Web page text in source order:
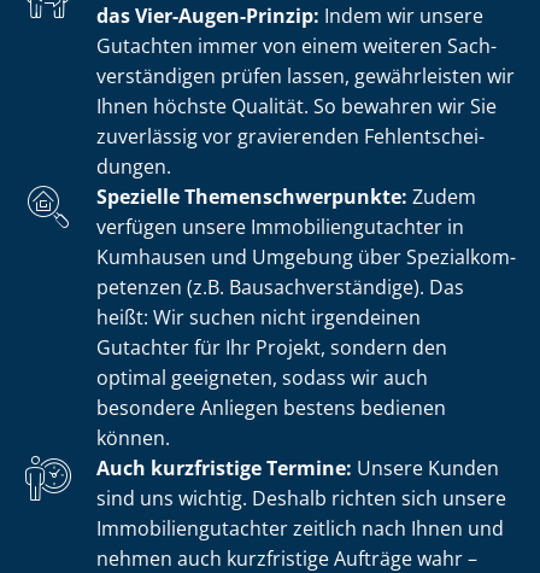
das Vier-Augen-Prinzip: Indem wir unsere
Gutachten immer von einem weiteren Sach­
ver­stän­di­gen prüfen lassen, gewährleisten wir
Ihnen höchste Qualität. So bewahren wir Sie
zuverlässig vor gravierenden Fehl­ent­schei­
dun­gen.
Spezielle The­men­schwer­punk­te: Zudem
verfügen unsere Im­mo­bi­li­en­gut­ach­ter in
Kumhausen und Umgebung über Spe­zi­al­kom­
pe­ten­zen (z.B. Bau­sach­ver­stän­di­ge). Das
heißt: Wir suchen nicht irgendeinen
Gutachter für Ihr Projekt, sondern den
optimal geeigneten, sodass wir auch
besondere Anliegen bestens bedienen
können.
Auch kurzfristige Termine: Unsere Kunden
sind uns wichtig. Deshalb richten sich unsere
Im­mo­bi­li­en­gut­ach­ter zeitlich nach Ihnen und
nehmen auch kurzfristige Aufträge wahr –